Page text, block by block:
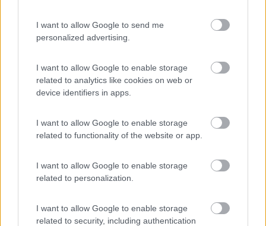
I want to allow Google to send me
personalized advertising.
I want to allow Google to enable storage
related to analytics like cookies on web or
device identifiers in apps.
I want to allow Google to enable storage
related to functionality of the website or app.
I want to allow Google to enable storage
related to personalization.
I want to allow Google to enable storage
related to security, including authentication
In risposta al messaggio diLaika1973del05/05/2017 08:56:14
sabbia va bene perché ha le ruote larghe. Unico difetto è pesante
@ Laika1973. Per piacere Ti ricordi dove l'hai acquistato?.
32
05/05/2017